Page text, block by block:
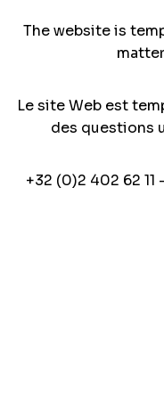
The website is
Le site Web est
des questions
+32 (0)2 402 62 11 -